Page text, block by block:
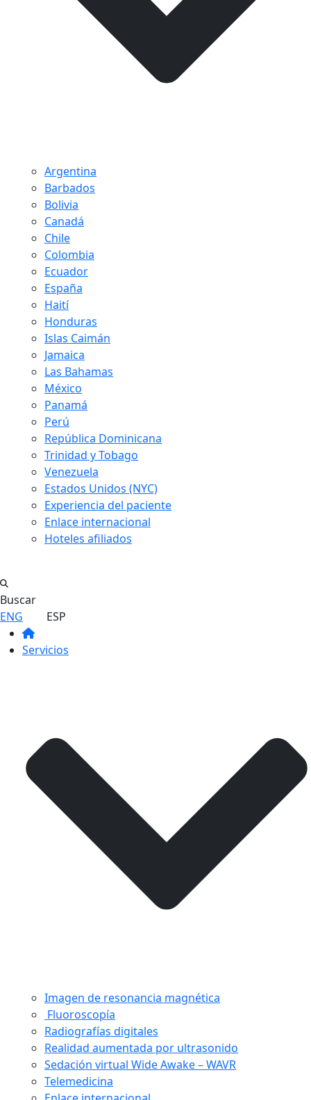
Argentina
Barbados
Bolivia
Canadá
Chile
Colombia
Ecuador
España
Haití
Honduras
Islas Caimán
Jamaica
Las Bahamas
México
Panamá
Perú
República Dominicana
Trinidad y Tobago
Venezuela
Estados Unidos (NYC)
Experiencia del paciente
Enlace internacional
Hoteles afiliados
Buscar
ENG
ESP
Servicios
Imagen de resonancia magnética
Fluoroscopía
Radiografías digitales
Realidad aumentada por ultrasonido
Sedación virtual Wide Awake – WAVR
Telemedicina